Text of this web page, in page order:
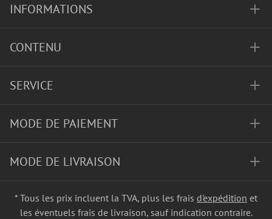
INFORMATIONS
CONTENU
SERVICE
MODE DE PAIEMENT
MODE DE LIVRAISON
* Tous les prix incluent la TVA, plus les frais d'expédition et
les éventuels frais de livraison, sauf indication contraire.